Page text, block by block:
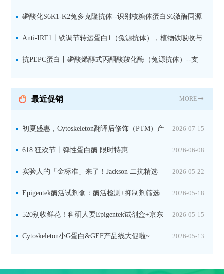
果胶多糖精细结构解析
磷酸化S6K1-K2兔多克隆抗体--识别核糖体蛋白S6激酶同源
蛋白1-2的激活状态
Anti-IRT1丨铁调节转运蛋白1（兔源抗体），植物铁吸收与
微量元素代谢研究的关键工具
抗PEPC蛋白丨磷酸烯醇式丙酮酸羧化酶（兔源抗体）--支
最近促销 MORE
2026-07-15
初夏盛惠，Cytoskeleton翻译后修饰（PTM）产
品线放价啦！ 2026-06-08
618 狂欢节丨弹性蛋白酶 限时特惠
2026-05-22
实验人的「金标准」来了！Jackson 二抗精选
限时一口价，手慢无！ 2026-05-18
Epigentek酶活试剂盒：酶活检测+抑制剂筛选
双赋能，下单即赠京东卡 2026-05-15
520别收鲜花！科研人要Epigentek试剂盒+京东
卡！ 2026-05-13
Cytoskeleton小G蛋白&GEF产品线大促啦~